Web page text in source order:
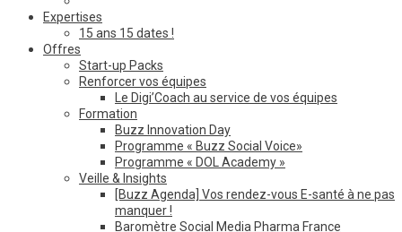
Expertises
15 ans 15 dates !
Offres
Start-up Packs
Renforcer vos équipes
Le Digi’Coach au service de vos équipes
Formation
Buzz Innovation Day
Programme « Buzz Social Voice»
Programme « DOL Academy »
Veille & Insights
[Buzz Agenda] Vos rendez-vous E-santé à ne pas
manquer !
Baromètre Social Media Pharma France